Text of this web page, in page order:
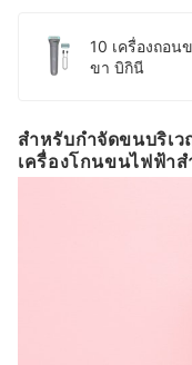
10 เครื่องถอ
ขา บิกินี
สำหรับกำจัดขนบริเ
เครื่องโกนขนไฟฟ้า